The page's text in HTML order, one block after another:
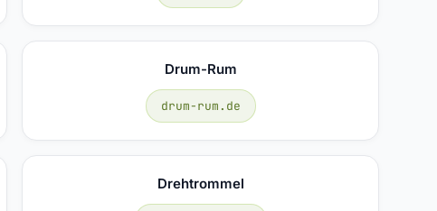
Drum-Rum
drum-rum.de
Drehtrommel